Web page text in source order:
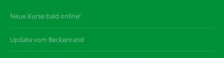
Neue Kurse bald online!
Update vom Beckenrand